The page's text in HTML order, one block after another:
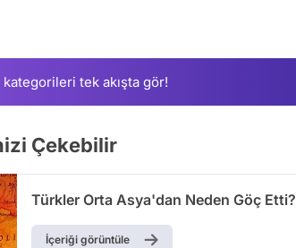
tek akışta gör!
Çekebilir
Türkler Orta Asya'dan Neden Göç Etti?
İçeriği görüntüle